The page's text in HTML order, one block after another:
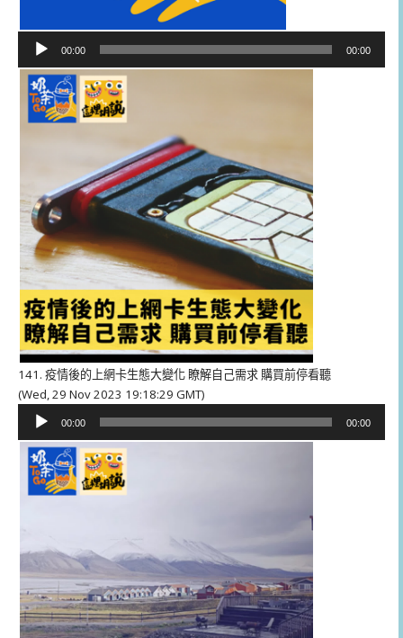
播
器
00:00 00:00
141. 疫情後的上網卡生態大變化 瞭解自己需求 購買前停看聽
(Wed, 29 Nov 2023 19:18:29 GMT)
播
器
00:00 00:00